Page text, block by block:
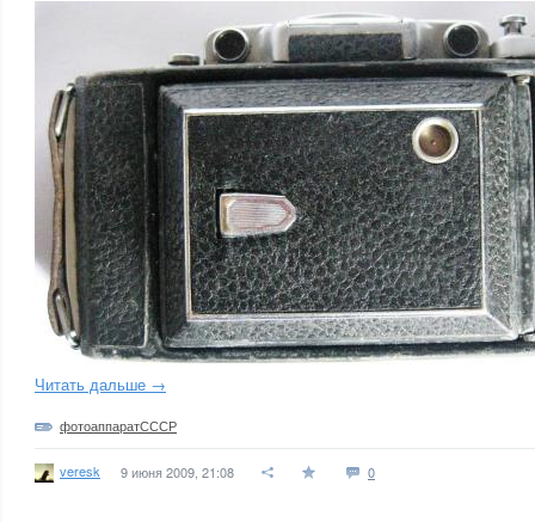
Читать дальше →
фотоаппаратСССР
veresk 9 июня 2009, 21:08 0